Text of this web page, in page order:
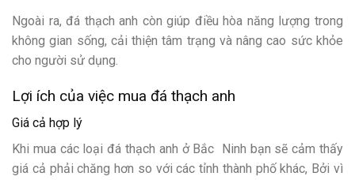
Ngoài ra, đá thạch anh còn giúp điều hòa năng lượng trong
không gian sống, cải thiện tâm trạng và nâng cao sức khỏe
cho người sử dụng.
Lợi ích của việc mua đá thạch anh
Giá cả hợp lý
Khi mua các loại đá thạch anh ở Bắc Ninh bạn sẽ cảm thấy
giá cả phải chăng hơn so với các tỉnh thành phố khác, Bởi vì